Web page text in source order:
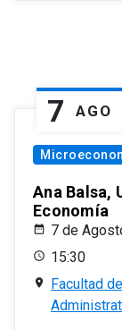
7 AGO
Ana Balsa,
Economía
7 de
15:30
Facultad